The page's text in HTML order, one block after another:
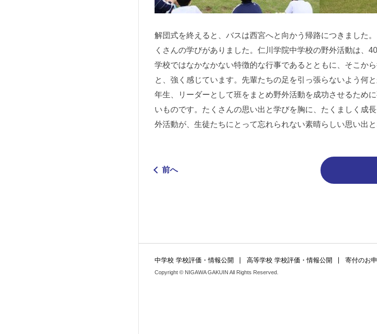
解団式を終えると、バスは西宮へと向かう帰路につきました
くさんの学びがありました。仁川学院中学校の野外活動は、
学校ではなかなかない特徴的な行事であるとともに、そこか
と、強く感じています。先輩たちの足を引っ張らないよう何
年生、リーダーとして班をまとめ野外活動を成功させるため
いものです。たくさんの思い出と学びを胸に、たくましく成
外活動が、生徒たちにとって忘れられない素晴らしい思い出
前へ
中学校 学校評価・情報公開 高等学校 学校評価・情報公開 寄付のお
Copyright © NIGAWA GAKUIN All Rights Reserved.